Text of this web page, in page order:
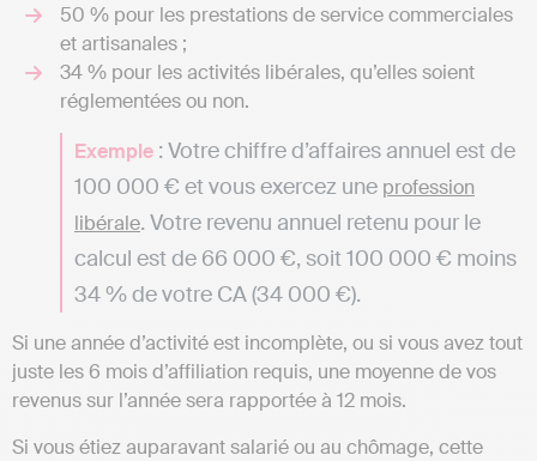
50 % pour les prestations de service commerciales
et artisanales ;
34 % pour les activités libérales, qu’elles soient
réglementées ou non.
Exemple : Votre chiffre d’affaires annuel est de
100 000 € et vous exercez une profession
libérale. Votre revenu annuel retenu pour le
calcul est de 66 000 €, soit 100 000 € moins
34 % de votre CA (34 000 €).
Si une année d’activité est incomplète, ou si vous avez tout
juste les 6 mois d’affiliation requis, une moyenne de vos
revenus sur l’année sera rapportée à 12 mois.
Si vous étiez auparavant salarié ou au chômage, cette